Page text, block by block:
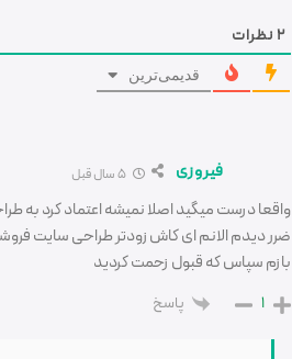
2 نظرات
قدیمی‌ترین
فیروزی 5 سال قبل
واقعا درست میگید اصلا نمیشه اعتماد کرد به
ضرر دیدم الانم ای کاش زودتر طراحی سایت
بازم سپاس که قبول زحمت کردید
1 پاسخ